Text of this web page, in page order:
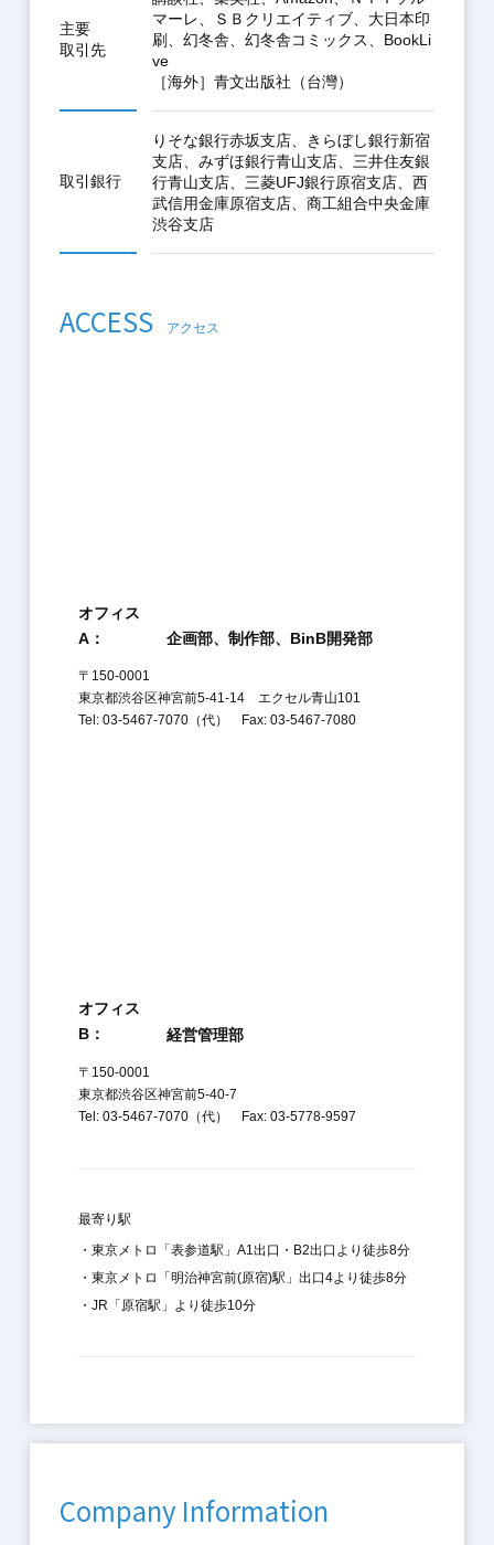
主要
取引先
マーレ、ＳＢクリエイティブ、大日本印
刷、幻冬舎、幻冬舎コミックス、BookLi
ve
［海外］青文出版社（台灣）
取引銀行
りそな銀行赤坂支店、きらぼし銀行新宿
支店、みずほ銀行青山支店、三井住友銀
行青山支店、三菱UFJ銀行原宿支店、西
武信用金庫原宿支店、商工組合中央金庫
渋谷支店
ACCESS アクセス
オフィス
A：
企画部、制作部、BinB開発部
〒150-0001
東京都渋谷区神宮前5-41-14 エクセル青山101
Tel: 03-5467-7070（代） Fax: 03-5467-7080
オフィス
B：
経営管理部
〒150-0001
東京都渋谷区神宮前5-40-7
Tel: 03-5467-7070（代） Fax: 03-5778-9597
最寄り駅
・東京メトロ「表参道駅」A1出口・B2出口より徒歩8分
・東京メトロ「明治神宮前(原宿)駅」出口4より徒歩8分
・JR「原宿駅」より徒歩10分
Company Information